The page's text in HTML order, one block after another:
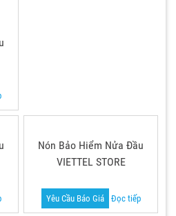
Nón Bảo Hiểm Nửa Đầu
VIETTEL STORE
Yêu Cầu Báo Giá Đọc tiếp